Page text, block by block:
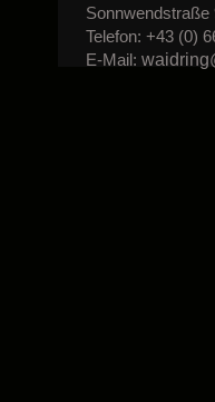
Sonnwendstraße
Telefon: +43 (0)
E-Mail: